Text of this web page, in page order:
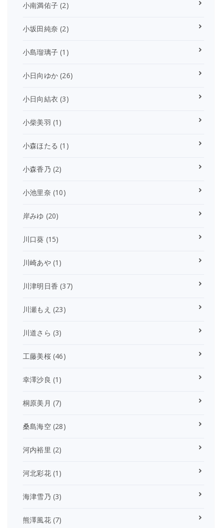
小南満佑子 (2)
小坂田純奈 (2)
小島瑠璃子 (1)
小日向ゆか (26)
小日向結衣 (3)
小柴美羽 (1)
小森ほたる (1)
小森香乃 (2)
小池里奈 (10)
岸みゆ (20)
川口葵 (15)
川崎あや(1)
川津明日香 (37)
川瀬もえ (23)
川道さら (3)
工藤美桜(46)
幸澤沙良 (1)
桐原美月 (7)
桑島海空(28)
河内裕里 (2)
河北彩花(1)
海津雪乃 (3)
熊澤風花(7)